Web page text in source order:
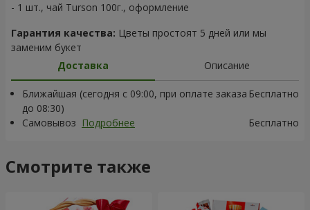
- 1 шт., чай Turson 100г., оформление
Гарантия качества: Цветы простоят 5 дней или мы
заменим букет
Доставка
Описание
Ближайшая (сегодня с 09:00, при оплате заказа
до 08:30)
Бесплатно
Самовывоз Подробнее Бесплатно
Смотрите также